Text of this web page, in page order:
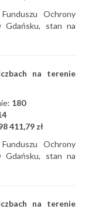
Ochrony
Gdańsku, stan na
na terenie
180
411,79 zł
Ochrony
Gdańsku, stan na
na terenie